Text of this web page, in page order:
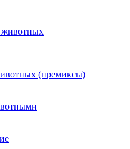
животных
(премиксы)